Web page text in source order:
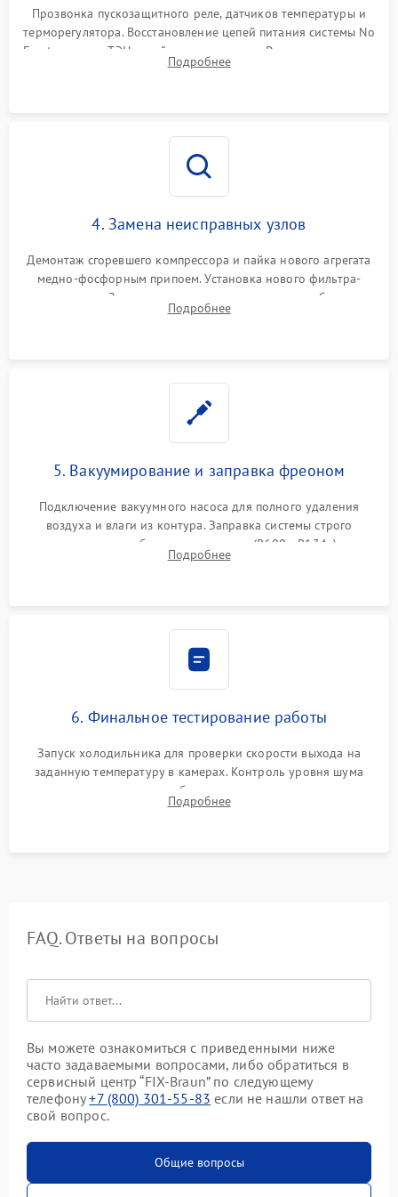
Прозвонка пускозащитного реле, датчиков температуры и
терморегулятора. Восстановление цепей питания системы No
Frost, включая ТЭН оттайки и вентилятор. Ремонт или замена
платы управления при сбоях алгоритмов.
Подробнее
4. Замена неисправных узлов
Демонтаж сгоревшего компрессора и пайка нового агрегата
медно-фосфорным припоем. Установка нового фильтра-
осушителя. Замена изношенных вентиляторов обдува,
сломанных заслонок или поврежденных дверных петель.
Подробнее
5. Вакуумирование и заправка фреоном
Подключение вакуумного насоса для полного удаления
воздуха и влаги из контура. Заправка системы строго
дозированным объемом хладагента (R600a, R134a) по
электронным весам. Контроль рабочего давления в системе.
Подробнее
6. Финальное тестирование работы
Запуск холодильника для проверки скорости выхода на
заданную температуру в камерах. Контроль уровня шума
компрессора, отсутствия обмерзания стенок и корректного
срабатывания системы автоматической оттайки.
Подробнее
FAQ. Ответы на вопросы
Вы можете ознакомиться с приведенными ниже
часто задаваемыми вопросами, либо обратиться в
сервисный центр “FIX-Braun” по следующему
телефону+7 (800) 301-55-83 если не нашли ответ на
свой вопрос.
Общие вопросы